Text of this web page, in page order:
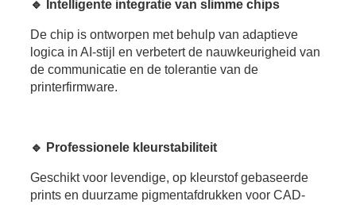
🔹 Intelligente integratie van slimme chips
De chip is ontworpen met behulp van adaptieve
logica in AI-stijl en verbetert de nauwkeurigheid van
de communicatie en de tolerantie van de
printerfirmware.
🔹 Professionele kleurstabiliteit
Geschikt voor levendige, op kleurstof gebaseerde
prints en duurzame pigmentafdrukken voor CAD-